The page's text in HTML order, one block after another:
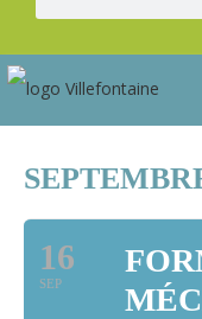
16
SEP